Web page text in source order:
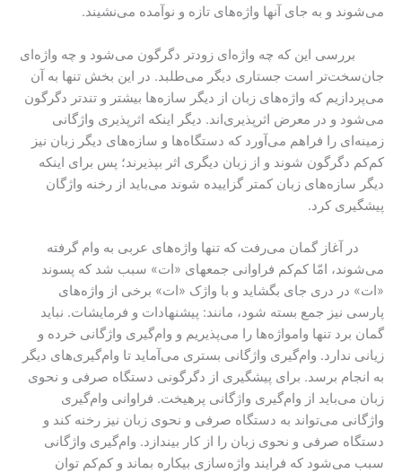
می‌شوند و به جای آنها واژه‌های تازه و نوآمده می‌نشیند.
بررسی این که چه واژه‌ای زودتر دگرگون می‌شود و چه واژه‌ای
جان‌سخت‌تر است جستاری دیگر می‌طلبد. در این بخش تنها به آن
می‌پردازیم که واژه‌های زبان از دیگر سازه‌ها بیشتر و تندتر دگرگون
می‌شود و در معرض اثرپذیری‌اند. دیگر اینکه اثرپذیری واژگانی
زمینه‌ای را فراهم می‌آورد که دستگاه‌ها و سازه‌های دیگر زبان نیز
کم‌کم دگرگون شوند و از زبان دیگری اثر بپذیرند؛ پس برای اینکه
دیگر سازه‌های زبان کمتر گزاییده شوند می‌باید از رخنه واژگان
پیشگیری کرد.
در آغاز گمان می‌رفت که تنها واژه‌های عربی به وام گرفته
می‌شوند، امّا کم‌کم فراوانی جمعهای «ات» سبب شد که پسوند
«ات» در دری جای بگشاید و با واژک «ات» برخی از واژه‌های
پارسی نیز جمع بسته شود، مانند: پیشنهادات و فرمایشات. نباید
گمان برد تنها وامواژه‌ها را می‌پذیریم و وام‌گیری واژگانی خرده و
زیانی ندارد. وام‌گیری واژگانی بستری می‌آماید تا وام‌گیری‌های دیگر
به انجام برسد. برای پیشگیری از دگرگونی دستگاه صرفی و نحوی
زبان می‌باید از وام‌گیری واژگانی پرهیخت. فراوانی وام‌گیری
واژگانی می‌تواند به دستگاه صرفی و نحوی زبان نیز رخنه کند و
دستگاه صرفی و نحوی زبان را از کار بیندازد. وام‌گیری واژگانی
سبب می‌شود که فرایند واژه‌سازی بیکاره بماند و کم‌کم توان